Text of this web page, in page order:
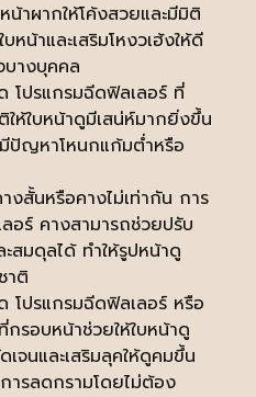
น้าผากให้โค้งสวยและมีมิติ
หน้าและเสริมโหงวเฮ้งให้ดี
บางบุคคล
โปรแกรมฉีดฟิลเลอร์ ที่
ห้ใบหน้าดูมีเสน่ห์มากยิ่งขึ้น
ปัญหาโหนกแก้มต่ำหรือ
งสั้นหรือคางไม่เท่ากัน การ
อร์ คางสามารถช่วยปรับ
ะสมดุลได้ ทำให้รูปหน้าดู
าติ
โปรแกรมฉีดฟิลเลอร์ หรือ
รอบหน้าช่วยให้ใบหน้าดู
จนและเสริมลุคให้ดูคมขึ้น
ารลดกรามโดยไม่ต้อง